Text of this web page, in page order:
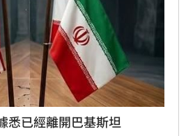
已經離開巴基斯坦